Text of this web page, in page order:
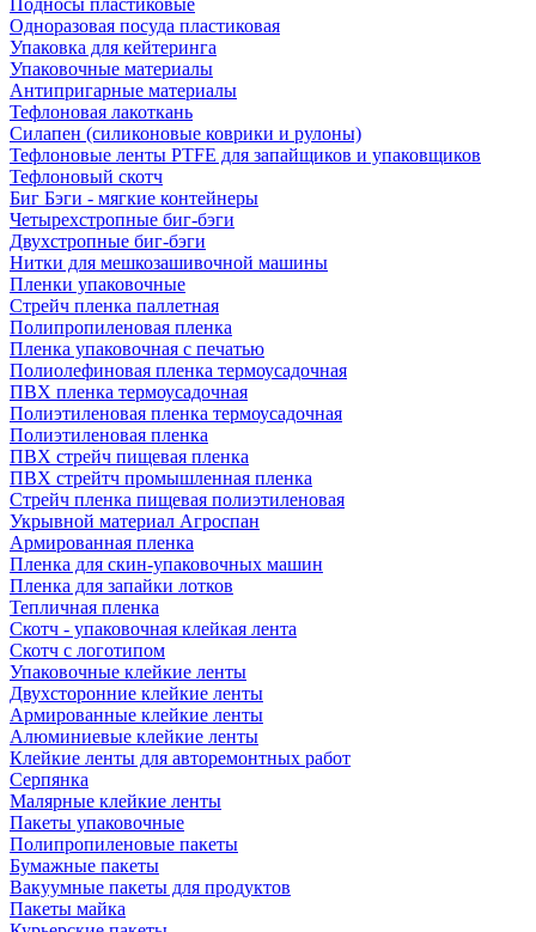
Подносы пластиковые
Одноразовая посуда пластиковая
Упаковка для кейтеринга
Упаковочные материалы
Антипригарные материалы
Тефлоновая лакоткань
Силапен (силиконовые коврики и рулоны)
Тефлоновые ленты PTFE для запайщиков и упаковщиков
Тефлоновый скотч
Биг Бэги - мягкие контейнеры
Четырехстропные биг-бэги
Двухстропные биг-бэги
Нитки для мешкозашивочной машины
Пленки упаковочные
Стрейч пленка паллетная
Полипропиленовая пленка
Пленка упаковочная с печатью
Полиолефиновая пленка термоусадочная
ПВХ пленка термоусадочная
Полиэтиленовая пленка термоусадочная
Полиэтиленовая пленка
ПВХ стрейч пищевая пленка
ПВХ стрейтч промышленная пленка
Стрейч пленка пищевая полиэтиленовая
Укрывной материал Агроспан
Армированная пленка
Пленка для скин-упаковочных машин
Пленка для запайки лотков
Тепличная пленка
Скотч - упаковочная клейкая лента
Скотч с логотипом
Упаковочные клейкие ленты
Двухсторонние клейкие ленты
Армированные клейкие ленты
Алюминиевые клейкие ленты
Клейкие ленты для авторемонтных работ
Серпянка
Малярные клейкие ленты
Пакеты упаковочные
Полипропиленовые пакеты
Бумажные пакеты
Вакуумные пакеты для продуктов
Пакеты майка